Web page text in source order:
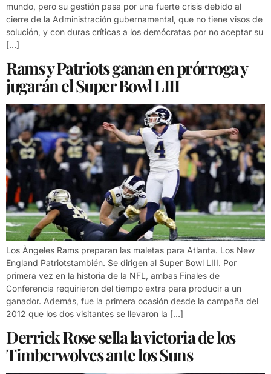
mundo, pero su gestión pasa por una fuerte crisis debido al
cierre de la Administración gubernamental, que no tiene visos de
solución, y con duras críticas a los demócratas por no aceptar su
[…]
Rams y Patriots ganan en prórroga y
jugarán el Super Bowl LIII
Los Àngeles Rams preparan las maletas para Atlanta. Los New
England Patriotstambién. Se dirigen al Super Bowl LIII. Por
primera vez en la historia de la NFL, ambas Finales de
Conferencia requirieron del tiempo extra para producir a un
ganador. Además, fue la primera ocasión desde la campaña del
2012 que los dos visitantes se llevaron la […]
Derrick Rose sella la victoria de los
Timberwolves ante los Suns